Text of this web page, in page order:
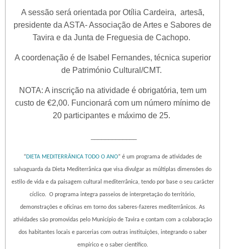
A sessão será orientada por Otília Cardeira, artesã,
presidente da ASTA- Associação de Artes e Sabores de
Tavira e da Junta de Freguesia de Cachopo.
A coordenação é de Isabel Fernandes, técnica superior
de Património Cultural/CMT.
NOTA: A inscrição na atividade é obrigatória, tem um
custo de €2,00. Funcionará com um número mínimo de
20 participantes e máximo de 25.
“ DIETA MEDITERRÂNICA TODO O ANO” é um programa de atividades de
salvaguarda da Dieta Mediterrânica que visa divulgar as múltiplas dimensões do
estilo de vida e da paisagem cultural mediterrânica, tendo por base o seu carácter
cíclico. O programa integra passeios de interpretação do território,
demonstrações e oficinas em torno dos saberes-fazeres mediterrânicos. As
atividades são promovidas pelo Município de Tavira e contam com a colaboração
dos habitantes locais e parcerias com outras instituições, integrando o saber
empírico e o saber científico.